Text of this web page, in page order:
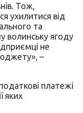
Тож,
ухилитися від
та
волинську ягоду
не
–
платежі
яких